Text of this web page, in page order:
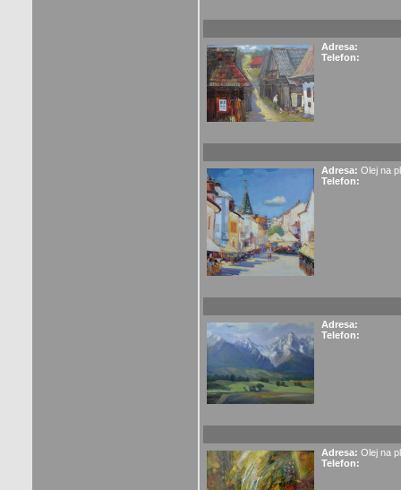
Adresa:
Telefon:
Adresa: Olej na
Telefon:
Adresa:
Telefon:
Adresa: Olej na
Telefon: